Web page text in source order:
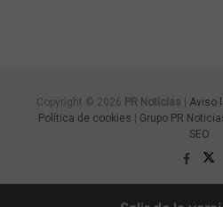
Copyright © 2026 PR Noticias | Aviso
Política de cookies | Grupo PR
SEO